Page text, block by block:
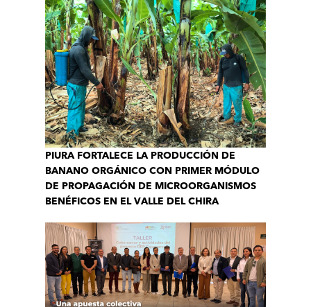
PIURA FORTALECE LA PRODUCCIÓN DE
BANANO ORGÁNICO CON PRIMER MÓDULO
DE PROPAGACIÓN DE MICROORGANISMOS
BENÉFICOS EN EL VALLE DEL CHIRA